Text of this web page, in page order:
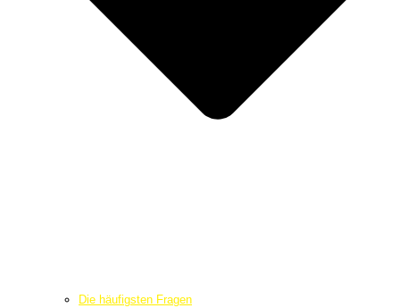
Die häufigsten Fragen